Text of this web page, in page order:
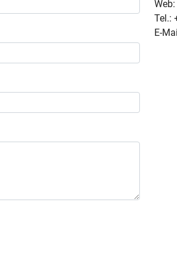
Tel.:
E-